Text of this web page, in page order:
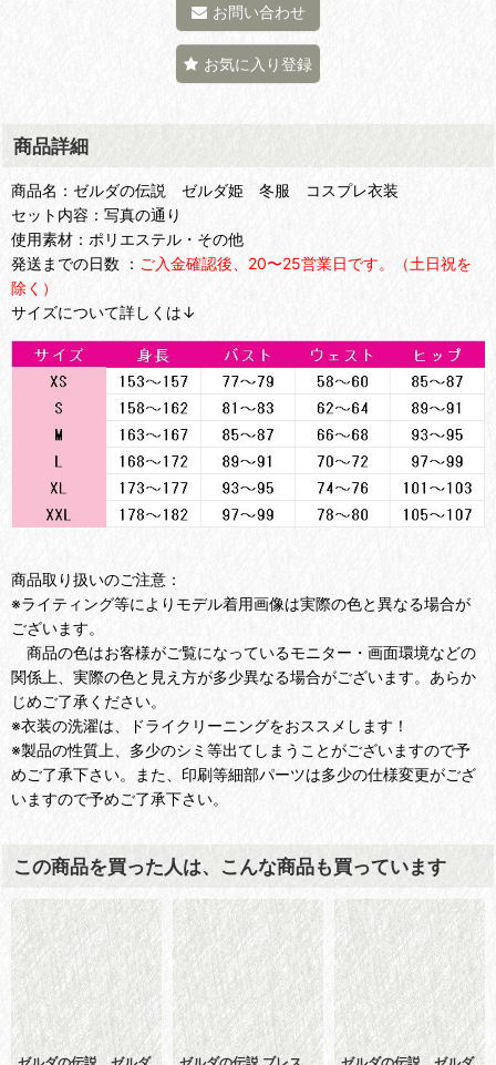
お問い合わせ
お気に入り登録
商品詳細
商品名：ゼルダの伝説 ゼルダ姫 冬服 コスプレ衣装
セット内容：写真の通り
使用素材：ポリエステル・その他
発送までの日数 ： ご入金確認後、20〜25営業日です。（土日祝を
除く）
サイズについて詳しくは↓
商品取り扱いのご注意：
※ライティング等によりモデル着用画像は実際の色と異なる場合が
ございます。
商品の色はお客様がご覧になっているモニター・画面環境などの
関係上、実際の色と見え方が多少異なる場合がございます。あらか
じめご了承ください。
※衣装の洗濯は、ドライクリーニングをおススメします！
※製品の性質上、多少のシミ等出てしまうことがございますので予
めご了承下さい。また、印刷等細部パーツは多少の仕様変更がござ
いますので予めご了承下さい。
この商品を買った人は、こんな商品も買っています